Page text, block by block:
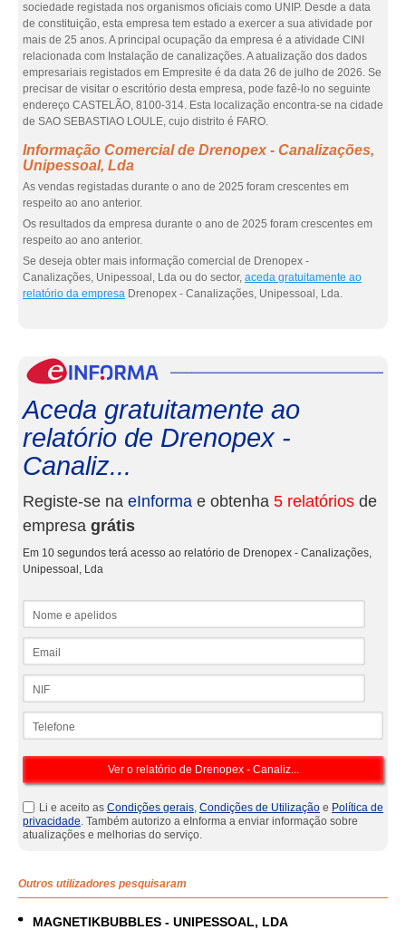
sociedade registada nos organismos oficiais como UNIP. Desde a data
de constituição, esta empresa tem estado a exercer a sua atividade por
mais de 25 anos. A principal ocupação da empresa é a atividade CINI
relacionada com Instalação de canalizações. A atualização dos dados
empresariais registados em Empresite é da data 26 de julho de 2026. Se
precisar de visitar o escritório desta empresa, pode fazê-lo no seguinte
endereço CASTELÃO, 8100-314. Esta localização encontra-se na cidade
de SAO SEBASTIAO LOULE, cujo distrito é FARO.
Informação Comercial de Drenopex - Canalizações,
Unipessoal, Lda
As vendas registadas durante o ano de 2025 foram crescentes em
respeito ao ano anterior.
Os resultados da empresa durante o ano de 2025 foram crescentes em
respeito ao ano anterior.
Se deseja obter mais informação comercial de Drenopex -
Canalizações, Unipessoal, Lda ou do sector, aceda gratuitamente ao
relatório da empresa Drenopex - Canalizações, Unipessoal, Lda.
Aceda gratuitamente ao
relatório de Drenopex -
Canaliz...
Registe-se na eInforma e obtenha 5 relatórios de
empresa grátis
Em 10 segundos terá acesso ao relatório de Drenopex - Canalizações,
Unipessoal, Lda
Li e aceito as Condições gerais, Condições de Utilização e Política de
privacidade. Também autorizo a eInforma a enviar informação sobre
atualizações e melhorias do serviço.
Outros utilizadores pesquisaram
MAGNETIKBUBBLES - UNIPESSOAL, LDA